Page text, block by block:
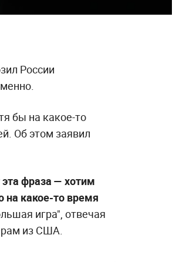
России
бы на какое-то
Об этом заявил
эта фраза — хотим
на какое-то время
игра", отвечая
из США.